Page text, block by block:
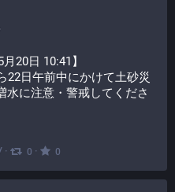
20日 10:41】
22日午前中にかけて土砂災
水に注意・警戒してくださ
· 0 · 0